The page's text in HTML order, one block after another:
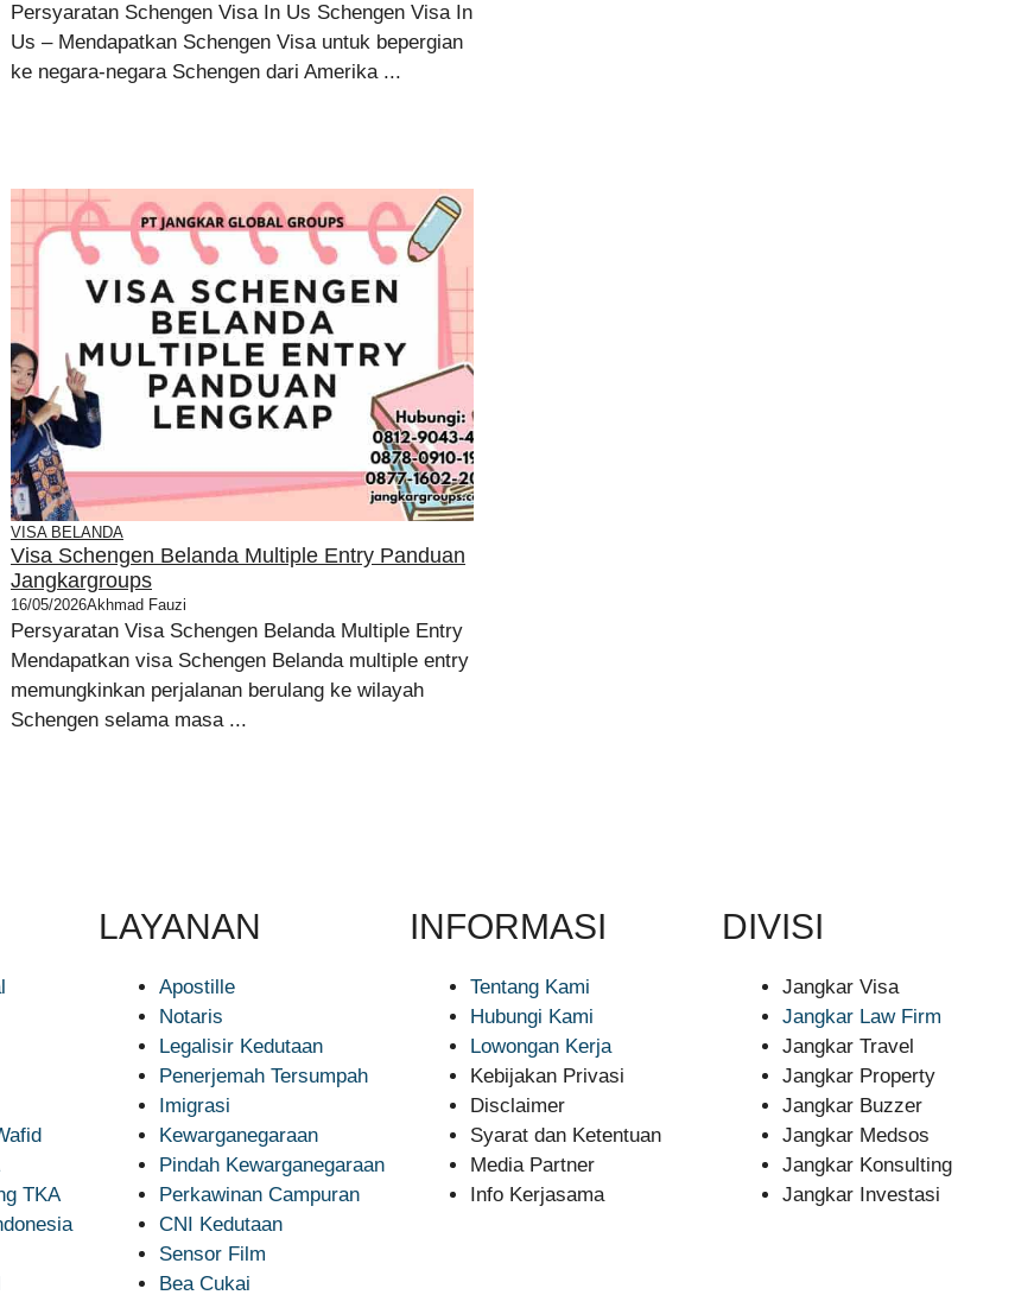
Persyaratan Schengen Visa In Us Schengen Visa In
Us – Mendapatkan Schengen Visa untuk bepergian
ke negara-negara Schengen dari Amerika ...
VISA BELANDA
Visa Schengen Belanda Multiple Entry Panduan
Jangkargroups
16/05/2026Akhmad Fauzi
Persyaratan Visa Schengen Belanda Multiple Entry
Mendapatkan visa Schengen Belanda multiple entry
memungkinkan perjalanan berulang ke wilayah
Schengen selama masa ...
TKA
LAYANAN
Apostille
Notaris
Legalisir Kedutaan
Penerjemah Tersumpah
Imigrasi
Kewarganegaraan
Pindah Kewarganegaraan
Perkawinan Campuran
CNI Kedutaan
Sensor Film
Bea Cukai
INFORMASI
Tentang Kami
Hubungi Kami
Lowongan Kerja
Kebijakan Privasi
Disclaimer
Syarat dan Ketentuan
Media Partner
Info Kerjasama
DIVISI
Jangkar Visa
Jangkar Law Firm
Jangkar Travel
Jangkar Property
Jangkar Buzzer
Jangkar Medsos
Jangkar Konsulting
Jangkar Investasi